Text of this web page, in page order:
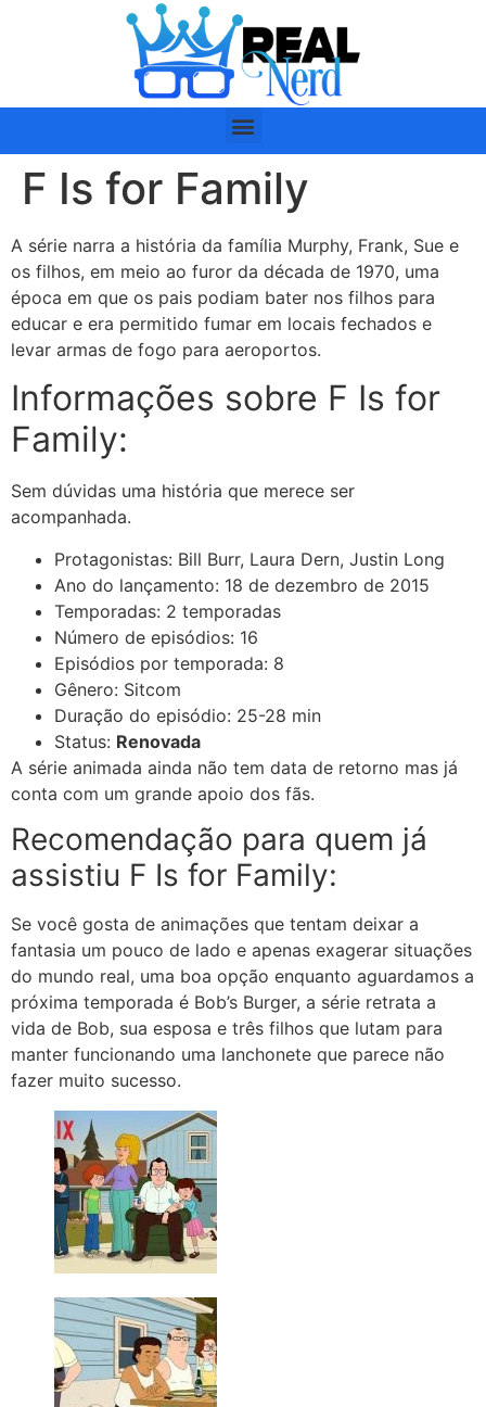
F Is for Family
A série narra a história da família Murphy, Frank, Sue e
os filhos, em meio ao furor da década de 1970, uma
época em que os pais podiam bater nos filhos para
educar e era permitido fumar em locais fechados e
levar armas de fogo para aeroportos.
Informações sobre F Is for
Family:
Sem dúvidas uma história que merece ser
acompanhada.
Protagonistas: Bill Burr, Laura Dern, Justin Long
Ano do lançamento: 18 de dezembro de 2015
Temporadas: 2 temporadas
Número de episódios: 16
Episódios por temporada: 8
Gênero: Sitcom
Duração do episódio: 25-28 min
Status: Renovada
A série animada ainda não tem data de retorno mas já
conta com um grande apoio dos fãs.
Recomendação para quem já
assistiu F Is for Family:
Se você gosta de animações que tentam deixar a
fantasia um pouco de lado e apenas exagerar situações
do mundo real, uma boa opção enquanto aguardamos a
próxima temporada é Bob’s Burger, a série retrata a
vida de Bob, sua esposa e três filhos que lutam para
manter funcionando uma lanchonete que parece não
fazer muito sucesso.